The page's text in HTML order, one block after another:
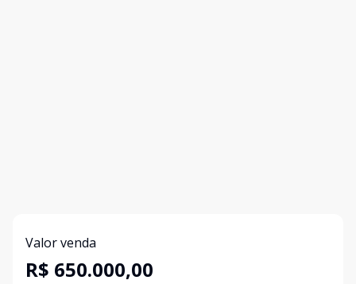
Valor venda
R$ 650.000,00